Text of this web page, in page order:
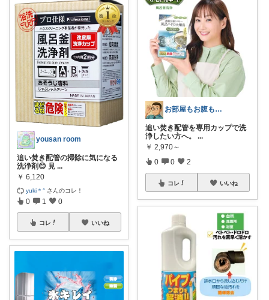
yousan room
追い焚き配管の掃除に気になる
洗浄剤😊 見 ...
￥ 6,120
yuki＊° さんのコレ！
0 1 0
コレ いいね
お部屋もお腹もピッカピカの専門家
追い焚き配管を専用カップで洗
浄したい方へ。
...
￥ 2,970～
0 0 2
コレ いいね